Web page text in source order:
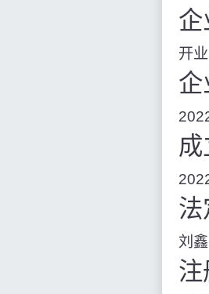
企
开业
企
成
法
刘
注